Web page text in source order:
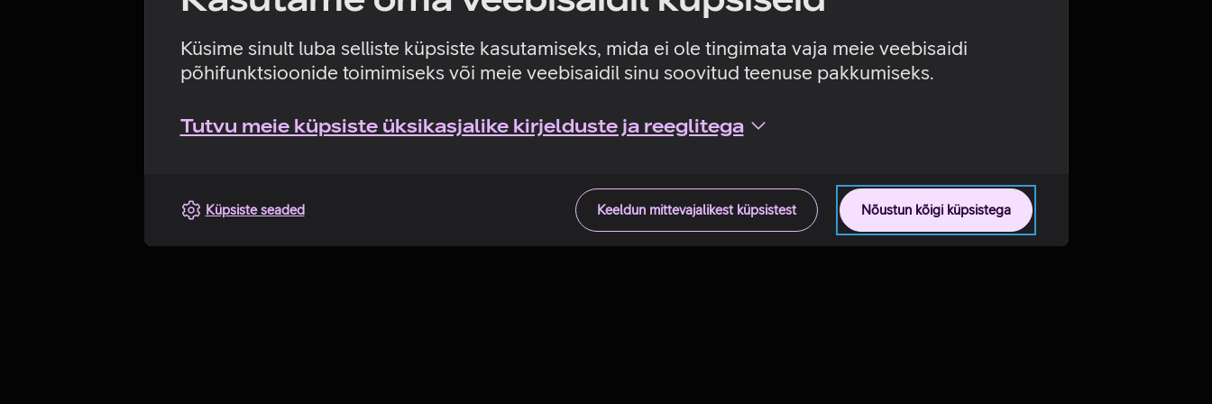
Küsime sinult luba selliste küpsiste kasutamiseks, mida ei ole tingimata vaja meie veebisaidi
põhifunktsioonide toimimiseks või meie veebisaidil sinu soovitud teenuse pakkumiseks.
Tutvu meie küpsiste üksikasjalike kirjelduste ja reeglitega
Nõustun kõigi küpsistega
Keeldun mittevajalikest küpsistest
Küpsiste seaded